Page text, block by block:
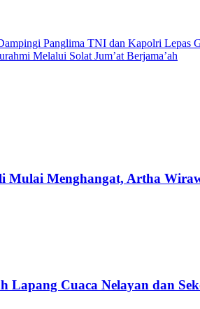
Panglima TNI dan Kapolri Lepas
Melalui Solat Jum’at Berjama’ah
Mulai Menghangat, Artha
Lapang Cuaca Nelayan dan